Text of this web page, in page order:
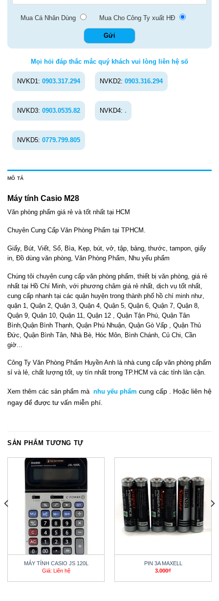
Mua Cá Nhân Dùng Mua Cho Công Ty xuất HĐ
Mọi hỏi đáp thắc mắc quý khách vui lòng liên hệ số
NVKD1: 0903.317.294 NVKD2: 0903.316.294
NVKD3: 0903.0535.82 NVKD4: .
NVKD5: 0779.799.805
MÔ TẢ
Máy tính Casio M28
Văn phòng phẩm giá rẻ và tốt nhất tại HCM
Chuyên Cung Cấp Văn Phòng Phẩm tại TPHCM.
Giấy, Bút, Viết, Sổ, Bìa, Kẹp, bút, vở, tập, bảng, thước, tampon, giấy
in, Đồ dùng văn phòng, Văn Phòng Phẩm, Nhu yếu phẩm
Chúng tôi chuyên cung cấp văn phòng phẩm, thiết bị văn phòng, giá rẻ
nhất tại Hồ Chí Minh, với phương châm giá rẻ nhất, dịch vụ tốt nhất,
cung cấp nhanh tại các quận huyện trong thành phố hồ chí minh như,
quận 1, Quận 2, Quận 3, Quận 4, Quận 5, Quận 6, Quận 7, Quận 8,
Quận 9, Quận 10, Quận 11, Quận 12 , Quận Tận Phú, Quận Tân
Bình,Quận Bình Thạnh, Quận Phú Nhuận, Quận Gò Vấp , Quận Thủ
Đức, Quận Bình Tân, Nhà Bè, Hóc Môn, Bình Chánh, Củ Chi, Cần
giờ..
Công Ty Văn Phòng Phẩm Huyền Anh là nhà cung cấp văn phòng phẩm
sỉ và lẻ, chất lượng tốt, uy tín nhất trong TP.HCM và các tỉnh lân cận.
Xem thêm các sản phẩm mà nhu yếu phẩm cung cấp . Hoặc liên hệ
ngay để được tư vấn miễn phí.
SẢN PHẨM TƯƠNG TỰ
MÁY TÍNH CASIO JS 120L
Giá: Liên hệ
PIN 3A MAXELL
3.000₫